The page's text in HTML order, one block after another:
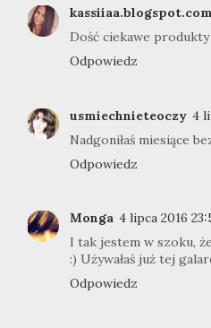
kassiiaa.blogspot.com
Dość ciekawe
Odpowiedz
usmiechnieteoczy 4
Nadgoniłaś miesiące
Odpowiedz
Monga 4 lipca 2016
I tak jestem w szoku,
:) Używałaś już tej
Odpowiedz